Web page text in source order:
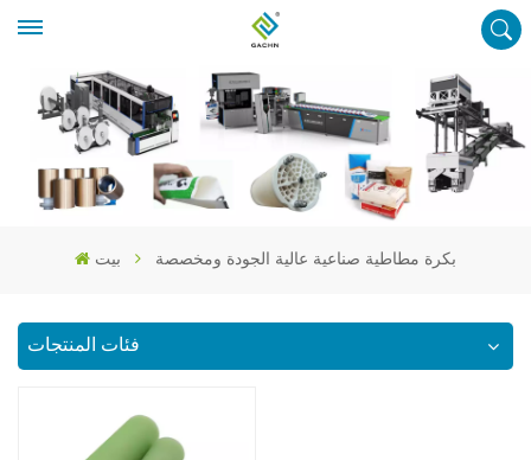
بيت بكرة مطاطية صناعية عالية الجودة ومخصصة
فئات المنتجات